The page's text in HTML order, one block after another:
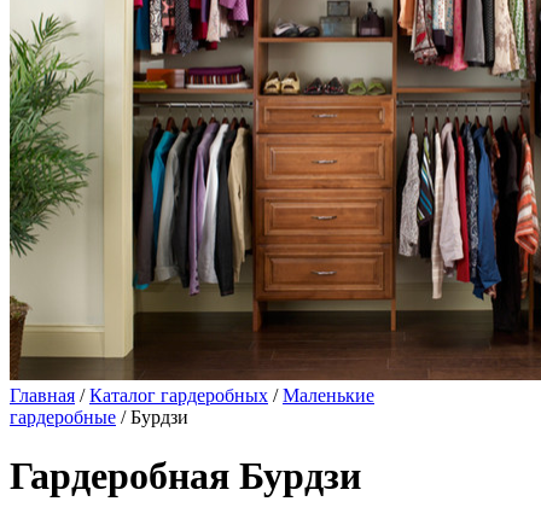
Главная /Каталог гардеробных /Маленькие
гардеробные / Бурдзи
Гардеробная Бурдзи